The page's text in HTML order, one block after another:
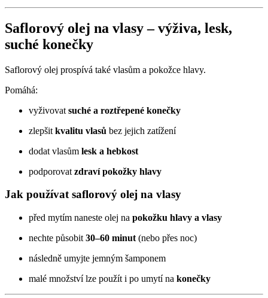
Saflorový olej na vlasy –výživa, lesk,
suché konečky
Saflorový olej prospívá také vlasům a pokožce hlavy.
Pomáhá:
vyživovat suché a roztřepené konečky
zlepšit kvalitu vlasů bez jejich zatížení
dodat vlasům lesk a hebkost
podporovat zdraví pokožky hlavy
Jak používat saflorový olej na vlasy
před mytím naneste olej na pokožku hlavy a vlasy
nechte působit 30–60 minut (nebo přes noc)
následně umyjte jemným šamponem
malé množství lze použít i po umytí na konečky